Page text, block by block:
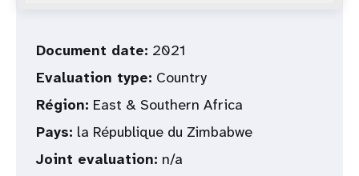
Document date: 2021
Evaluation type: Country
Région: East & Southern Africa
Pays: la République du Zimbabwe
Joint evaluation: n/a